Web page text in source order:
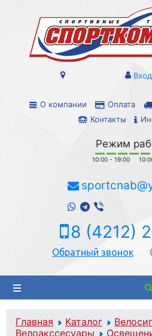
О компании Оплата
Контакты
Вход
Режим
10:00 - 19:00
8 (4212)
Обратный звонок
Главная Каталог
Велоакссесуары